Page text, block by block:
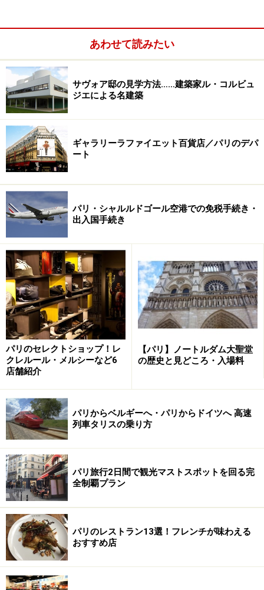
夕暮れ時の時間帯がベスト(c) Paris Tourist Office -
それからクルーズする時間もけっこう大事。セーヌ川ク
ルーズは、どの時間帯に乗るかによってもかなり印象が
違ってきます。天気の良い日のクルーズなら、屋外で風
に吹かれながら景色を眺めるのも気持ち良いですが、一
番おすすめの時間帯は、夏期の夕暮れ時から日没、夜に
かけてのころ。昼間、夕暮れ、そして夜とパリの3つの
表情が楽しめるこの時間帯にクルーズに出るには、日没
時間の30分～1時間前くらいに出港する便に乗るのがベ
ストです。
日没時間は日々変わります。パリの天気・日没時間は
ちらでチェックを！
※表の一番下の「Coucher」がその日の日没時間。
セーヌ川クルーズは今のところ5社が手がけており、ス
ケジュールから値段まで幅広い選択が可能となっていま
す。それぞれの特徴を把握し、最も自分に合った、ベス
トなクルーズを選びましょう。
バトームーシュ
あわせて読みたい
サヴォア邸の見学方法……建築家ル・コルビュ
ジエによる名建築
ギャラリーラファイエット百貨店／パリのデパ
ート
パリ・シャルルドゴール空港での免税手続き・
出入国手続き
パリのセレクトショップ！レ
クレルール・メルシーなど6
店舗紹介
【パリ】ノートルダム大聖堂
の歴史と見どころ・入場料
パリからベルギーへ・パリからドイツへ 高速
列車タリスの乗り方
パリ旅行2日間で観光マストスポットを回る完
全制覇プラン
パリのレストラン13選！フレンチが味わえる
おすすめ店